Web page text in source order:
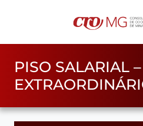
PISO SALARIAL